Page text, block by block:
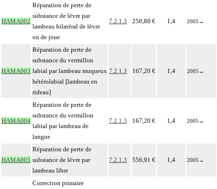
HAMA002
Réparation de perte de
substance de lèvre par
lambeau bilatéral de lèvre
ou de joue
7.2.1.3 250,80 € 1,4 2005 →
HAMA003
Réparation de perte de
substance du vermillon
labial par lambeau muqueux
hétérolabial [lambeau en
rideau]
7.2.1.3 167,20 € 1,4 2005 →
HAMA004
Réparation de perte de
substance du vermillon
labial par lambeau de
langue
7.2.1.3 167,20 € 1,4 2005 →
HAMA005
Réparation de perte de
substance de lèvre par
lambeau libre
7.2.1.3 556,91 € 1,4 2005 →
Correction primaire